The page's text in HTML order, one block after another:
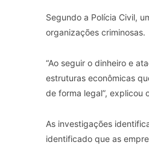
Segundo a Polícia Civil,
organizações criminosas.
“Ao seguir o dinheiro e
estruturas econômicas
de forma legal”, explicou
As investigações
identificado que as